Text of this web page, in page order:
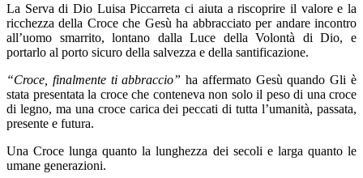
La Serva di Dio Luisa Piccarreta ci aiuta a riscoprire il valore e la
ricchezza della Croce che Gesù ha abbracciato per andare incontro
all’uomo smarrito, lontano dalla Luce della Volontà di Dio, e
portarlo al porto sicuro della salvezza e della santificazione.
“Croce, finalmente ti abbraccio” ha affermato Gesù quando Gli è
stata presentata la croce che conteneva non solo il peso di una croce
di legno, ma una croce carica dei peccati di tutta l’umanità, passata,
presente e futura.
Una Croce lunga quanto la lunghezza dei secoli e larga quanto le
umane generazioni.